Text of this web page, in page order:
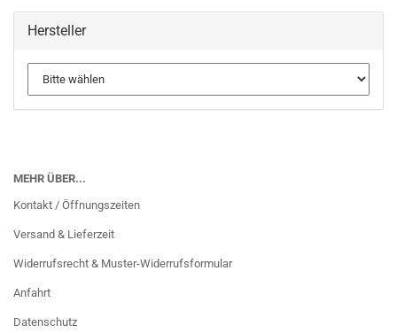
Hersteller
MEHR ÜBER...
Kontakt / Öffnungszeiten
Versand & Lieferzeit
Widerrufsrecht & Muster-Widerrufsformular
Anfahrt
Datenschutz